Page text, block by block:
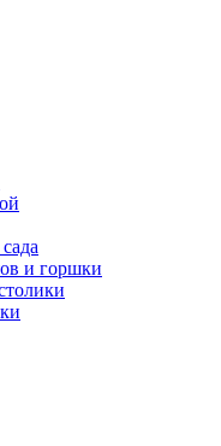
и горшки